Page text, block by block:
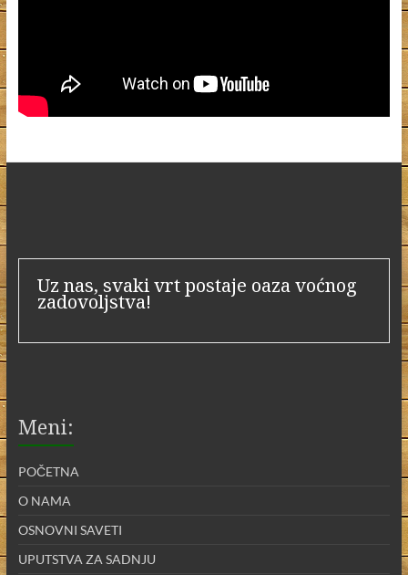
Uz nas, svaki vrt postaje oaza voćnog
zadovoljstva!
Meni:
POČETNA
O NAMA
OSNOVNI SAVETI
UPUTSTVA ZA SADNJU